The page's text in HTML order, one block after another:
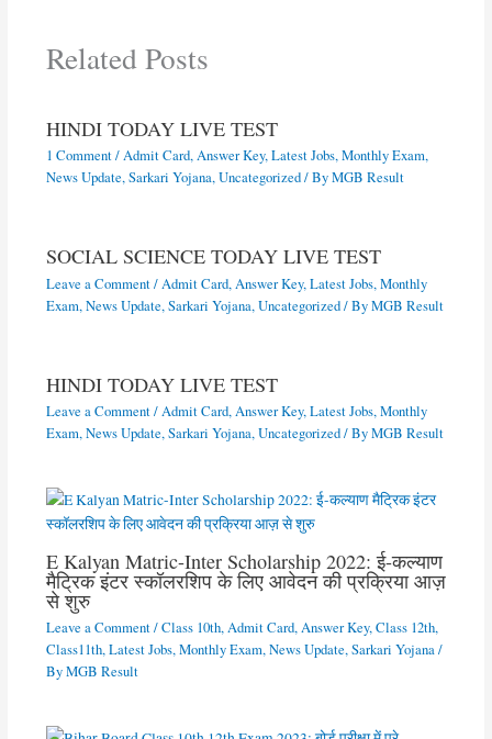
Related Posts
HINDI TODAY LIVE TEST
1 Comment /Admit Card,Answer Key,Latest Jobs,Monthly Exam,
News Update,Sarkari Yojana,Uncategorized/ ByMGB Result
SOCIAL SCIENCE TODAY LIVE TEST
Leave a Comment /Admit Card,Answer Key,Latest Jobs,Monthly
Exam,News Update,Sarkari Yojana,Uncategorized/ ByMGB Result
HINDI TODAY LIVE TEST
Leave a Comment /Admit Card,Answer Key,Latest Jobs,Monthly
Exam,News Update,Sarkari Yojana,Uncategorized/ ByMGB Result
E Kalyan Matric-Inter Scholarship 2022: ई-कल्याण
मैट्रिक इंटर स्कॉलरशिप के लिए आवेदन की प्रक्रिया आज़
से शुरु
Leave a Comment /Class 10th,Admit Card,Answer Key,Class 12th,
Class11th,Latest Jobs,Monthly Exam,News Update,Sarkari Yojana/
ByMGB Result